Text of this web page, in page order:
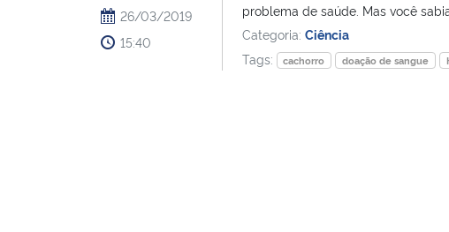
26/03/2019
15:40
problema de saúde. Mas você
Categoria: Ciência
Tags:
cachorro doação de sangue